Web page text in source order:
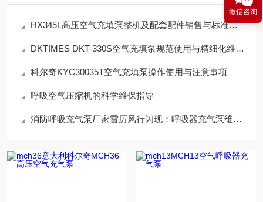
HX345L高压空气充填泵整机及配套配件销售与标准化应用技术解析
DKTIMES DKT-330S空气充填泵规范使用与精细化维保技术指南
科尔奇KYC30035T空气充填泵操作使用与注意事项
呼吸空气压缩机的科学维保指导
消防呼吸充气泵厂家雷厉风行闪现：呼吸器充气泵维保机构
微信咨询